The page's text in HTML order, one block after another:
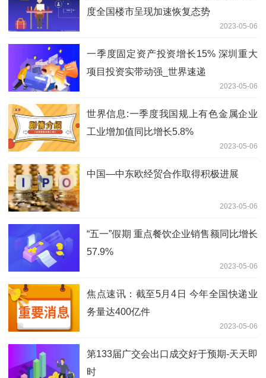
度全国楼市呈现加速恢复态势
2023-05-06
一季度固定资产投资增长15% 深圳重大
项目投资实带动强_世界速递
2023-05-06
世界信息:一季度我国规上有色金属企业
工业增加值同比增长5.8%
2023-05-06
中国—中东欧经贸合作取得积极进展
2023-05-06
“五一”假期 重点餐饮企业销售额同比增长
57.9%
2023-05-06
焦点速讯：截至5月4日 今年全国快递业
务量达400亿件
2023-05-06
第133届广交会出口成交好于预期-天天即
时